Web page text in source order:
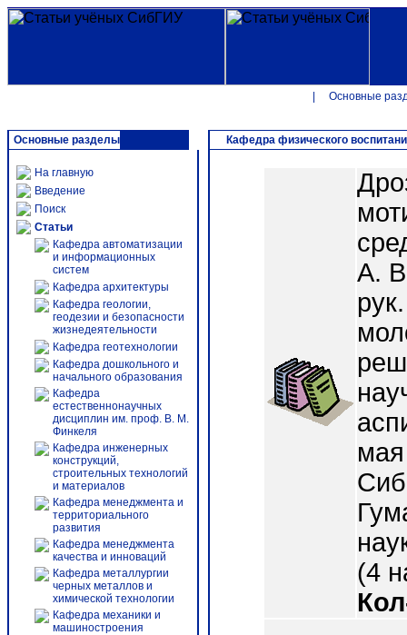
Основные
Основные разделы
На главную
Введение
Поиск
Статьи
Кафедра автоматизации
и информационных
систем
Кафедра архитектуры
Кафедра геологии,
геодезии и безопасности
жизнедеятельности
Кафедра геотехнологии
Кафедра дошкольного и
начального образования
Кафедра
естественнонаучных
дисциплин им. проф. В. М.
Финкеля
Кафедра инженерных
конструкций,
строительных технологий
и материалов
Кафедра менеджмента и
территориального
развития
Кафедра менеджмента
качества и инноваций
Кафедра металлургии
черных металлов и
химической технологии
Кафедра механики и
машиностроения
Кафедра физического
А.
(4